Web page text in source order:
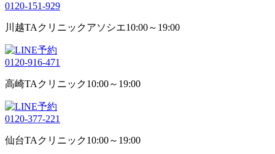
0120-151-929
川越TAクリニックアソシエ10:00～19:00
0120-916-471
高崎TAクリニック10:00～19:00
0120-377-221
仙台TAクリニック10:00～19:00